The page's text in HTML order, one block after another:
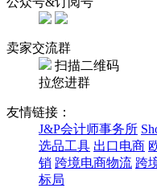
卖家交流群
扫描二维码
拉您进群
友情链接：
J&P会计师事务所
选品工具 出口电商
销 跨境电商物流 跨
标局